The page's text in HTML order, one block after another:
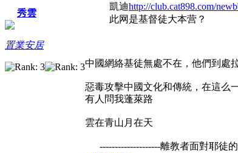
秀雲
置業安居
凱迪http://club.cat898.com/
此网是基督徒大本营？
中國網絡基徒無處不在，他們到處
惡毒攻擊中國文化和傳統，在這么
有人問我蓬萊路
雲在青山月在天
--------------------離教者面對耶徒的